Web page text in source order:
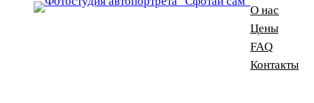
О нас
Цены
FAQ
Контакты